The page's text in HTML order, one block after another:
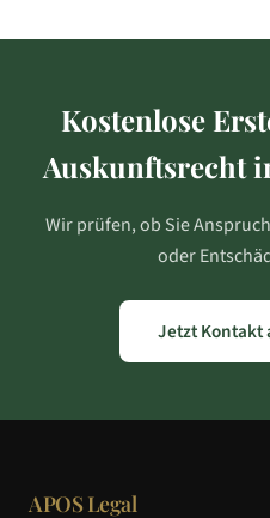
Kostenlose
Auskunftsrecht
Wir prüfen, ob Sie
oder
Jetzt
APOS Legal